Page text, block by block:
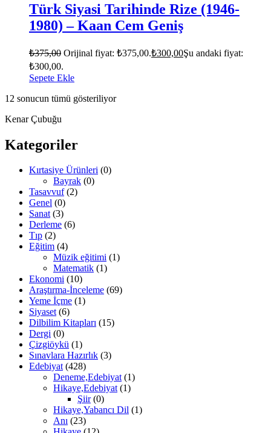
Türk Siyasi Tarihinde Rize (1946-
1980) – Kaan Cem Geniş
₺375,00 Orijinal fiyat: ₺375,00.₺300,00Şu andaki fiyat:
₺300,00.
Sepete Ekle
12 sonucun tümü gösteriliyor
Kenar Çubuğu
Kategoriler
Kırtasiye Ürünleri (0)
Bayrak (0)
Tasavvuf (2)
Genel (0)
Sanat (3)
Derleme (6)
Tıp (2)
Eğitim (4)
Müzik eğitimi (1)
Matematik (1)
Ekonomi (10)
Araştırma-İnceleme (69)
Yeme İçme (1)
Siyaset (6)
Dilbilim Kitapları (15)
Dergi (0)
Çizgiöykü (1)
Sınavlara Hazırlık (3)
Edebiyat (428)
Deneme,Edebiyat (1)
Hikaye,Edebiyat (1)
Şiir (0)
Hikaye,Yabancı Dil (1)
Anı (23)